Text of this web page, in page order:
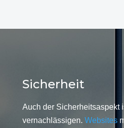
Sicherheit
Auch der Sicherheitsaspekt
vernachlässigen. Websites